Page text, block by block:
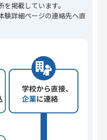
掲載しています。
験詳細ページの連絡先へ直